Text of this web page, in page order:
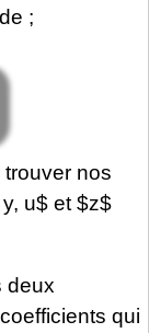
;
trouver nos
u$ et $z$
deux
qui